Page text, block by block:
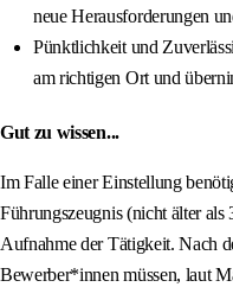
neue Herausforderungen
Pünktlichkeit und
am richtigen Ort und
Gut zu wissen...
Im Falle einer Einstellung
Führungszeugnis (nicht älter
Aufnahme der Tätigkeit. Nach
Bewerber*innen müssen, laut